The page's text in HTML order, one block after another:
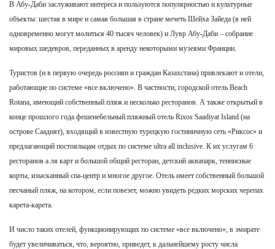
В Абу-Даби заслуживают интереса и пользуются популярностью и культурные
объекты: шестая в мире и самая большая в стране мечеть Шейха Зайеда (в ней
одновременно могут молиться 40 тысяч человек) и Лувр Абу-Даби – собрание
мировых шедевров, переданных в аренду некоторыми музеями Франции.
Туристов (и в первую очередь россиян и граждан Казахстана) привлекают и отели,
работающие по системе «все включено». В частности, городской отель Beach
Rotana, имеющий собственный пляж и несколько ресторанов. А также открытый в
конце прошлого года фешенебельный пляжный отель Rixos Saadiyat Island (на
острове Саадият), входящий в известную турецкую гостиничную сеть «Риксос» и
предлагающий постояльцам отдых по системе ultra all inclusive. К их услугам 6
ресторанов а ля карт и большой общий ресторан, детский аквапарк, теннисные
корты, изысканный спа-центр и многое другое. Отель имеет собственный большой
песчаный пляж, на котором, если повезет, можно увидеть редких морских черепах
карета-карета.
И число таких отелей, функционирующих по системе «все включено», в эмирате
будет увеличиваться, что, вероятно, приведет, к дальнейшему росту числа